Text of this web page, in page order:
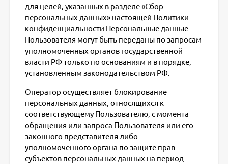
для целей, указанных в разделе «Сбор
персональных данных» настоящей Политики
конфиденциальности Персональные данные
Пользователя могут быть переданы по запросам
уполномоченных органов государственной
власти РФ только по основаниям и в порядке,
установленным законодательством РФ.
Оператор осуществляет блокирование
персональных данных, относящихся к
соответствующему Пользователю, с момента
обращения или запроса Пользователя или его
законного представителя либо
уполномоченного органа по защите прав
субъектов персональных данных на период